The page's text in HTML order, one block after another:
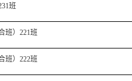
班
班） 221班
班） 222班